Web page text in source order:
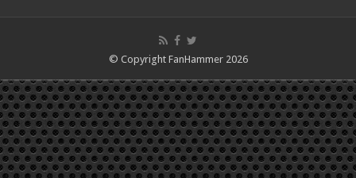
© Copyright FanHammer 2026